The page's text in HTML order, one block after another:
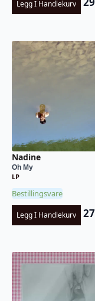
Legg I Handlekurv
Nadine
Oh My
LP
Bestillingsvare
Legg I Handlekurv